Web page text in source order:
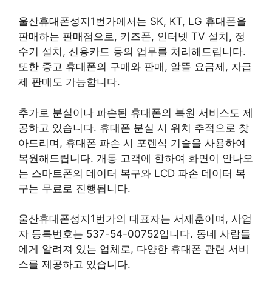
울산휴대폰성지1번가에서는 SK, KT, LG 휴대폰을
판매하는 판매점으로, 키즈폰, 인터넷 TV 설치, 정
수기 설치, 신용카드 등의 업무를 처리해드립니다.
또한 중고 휴대폰의 구매와 판매, 알뜰 요금제, 자급
제 판매도 가능합니다.
추가로 분실이나 파손된 휴대폰의 복원 서비스도 제
공하고 있습니다. 휴대폰 분실 시 위치 추적으로 찾
아드리며, 휴대폰 파손 시 포렌식 기술을 사용하여
복원해드립니다. 개통 고객에 한하여 화면이 안나오
는 스마트폰의 데이터 복구와 LCD 파손 데이터 복
구는 무료로 진행됩니다.
울산휴대폰성지1번가의 대표자는 서재훈이며, 사업
자 등록번호는 537-54-00752입니다. 동네 사람들
에게 알려져 있는 업체로, 다양한 휴대폰 관련 서비
스를 제공하고 있습니다.